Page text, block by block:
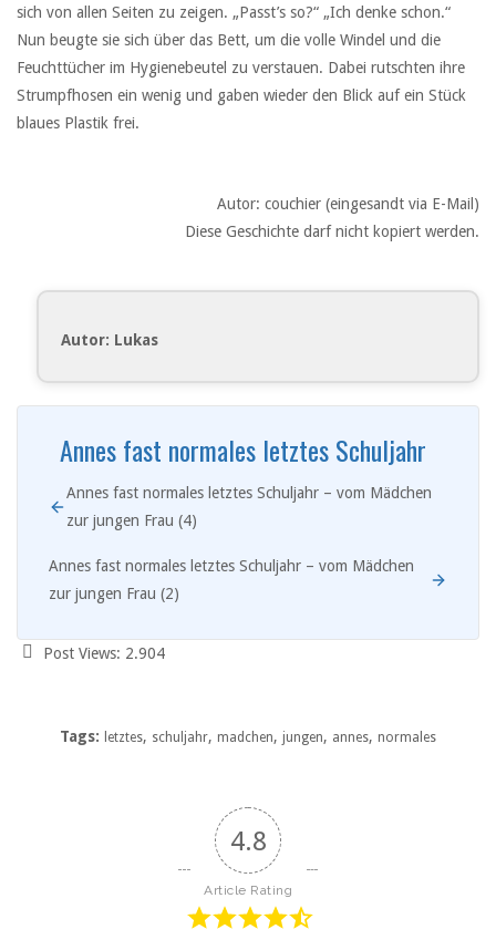
sich von allen Seiten zu zeigen. „Passt’s so?“ „Ich denke schon.“
Nun beugte sie sich über das Bett, um die volle Windel und die
Feuchttücher im Hygienebeutel zu verstauen. Dabei rutschten ihre
Strumpfhosen ein wenig und gaben wieder den Blick auf ein Stück
blaues Plastik frei.
Autor: couchier (eingesandt via E-Mail)
Diese Geschichte darf nicht kopiert werden.
Autor: Lukas
Annes fast normales letztes Schuljahr
Annes fast normales letztes Schuljahr – vom Mädchen
zur jungen Frau (4)
Annes fast normales letztes Schuljahr – vom Mädchen
zur jungen Frau (2)
Post Views: 2.904
Tags: letztes, schuljahr, madchen, jungen, annes, normales
4.8
Article Rating